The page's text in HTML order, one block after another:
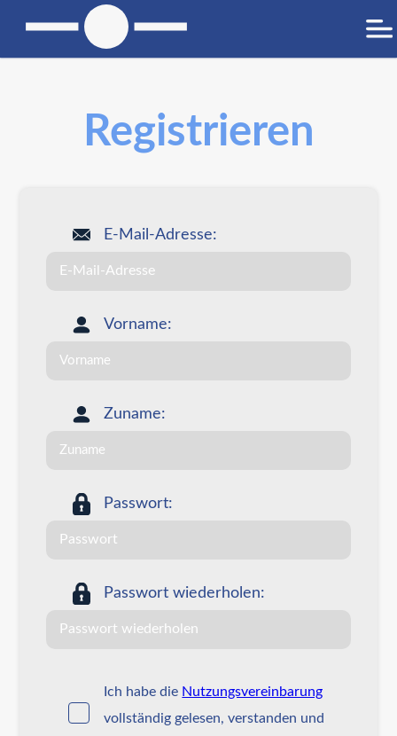
Registrieren
E-Mail-Adresse:
Vorname:
Zuname:
Passwort:
Passwort wiederholen:
Ich habe die Nutzungsvereinbarung
vollständig gelesen, verstanden und